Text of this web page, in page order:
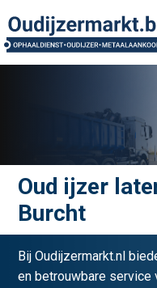
Oud ijzer
Burcht
Bij Oudijzermarkt.nl
en betrouwbare service